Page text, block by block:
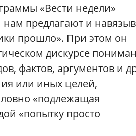
«Вести недели»
предлагают и
прошло». При этом он
дискурсе
фактов, аргументов и
или иных целей,
«подлежащая
«попытку просто